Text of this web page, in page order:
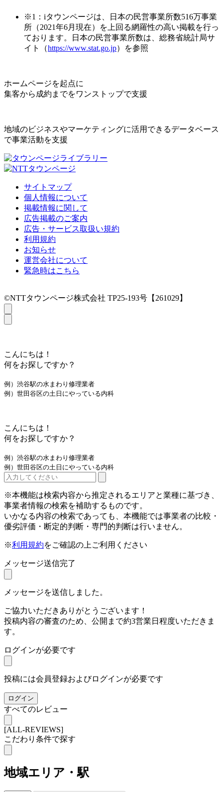
※1：iタウンページは、日本の民営事業所数516万事業
所（2021年6月現在）を上回る網羅性の高い掲載を行っ
ております。日本の民営事業所数は、総務省統計局サ
イト（https://www.stat.go.jp）を参照
ホームページを起点に
集客から成約までをワンストップで支援
地域のビジネスやマーケティングに活用できるデータベース
で事業活動を支援
サイトマップ
個人情報について
掲載情報に関して
広告掲載のご案内
広告・サービス取扱い規約
利用規約
お知らせ
運営会社について
緊急時はこちら
©NTTタウンページ株式会社 TP25-193号【261029】
こんにちは！
何をお探しですか？
例）渋谷駅の水まわり修理業者
例）世田谷区の土日にやっている内科
こんにちは！
何をお探しですか？
例）渋谷駅の水まわり修理業者
例）世田谷区の土日にやっている内科
※本機能は検索内容から推定されるエリアと業種に基づき、
事業者情報の検索を補助するものです。
いかなる内容の検索であっても、本機能では事業者の比較・
優劣評価・断定的判断・専門的判断は行いません。
※利用規約をご確認の上ご利用ください
メッセージ送信完了
メッセージを送信しました。
ご協力いただきありがとうございます！
投稿内容の審査のため、公開まで約3営業日程度いただきま
す。
ログインが必要です
投稿には会員登録およびログインが必要です
ログイン
すべてのレビュー
[ALL-REVIEWS]
こだわり条件で探す
地域エリア・駅